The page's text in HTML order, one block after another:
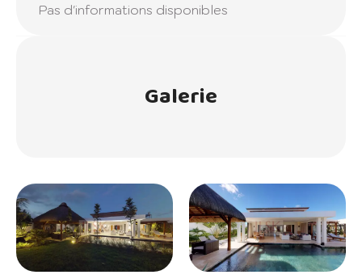
Pas d'informations disponibles
Galerie